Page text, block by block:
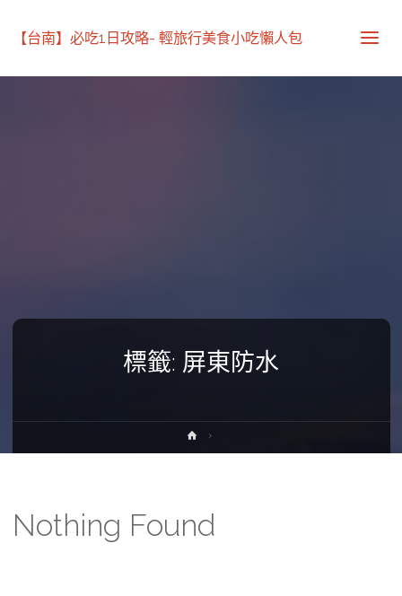
【台南】必吃1日攻略- 輕旅行美食小吃懶人包
標籤: 屏東防水
Home
Nothing Found